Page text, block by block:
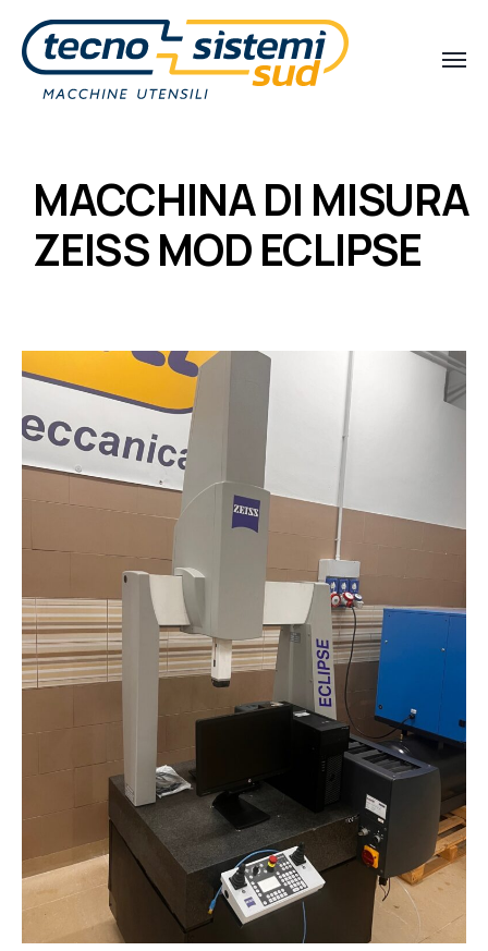
MACCHINA DI MISURA
ZEISS MOD ECLIPSE